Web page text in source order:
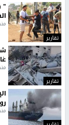
تقارير
"
منذ 8
تقارير
منذ 11
منذ 9